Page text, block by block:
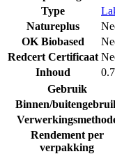
Type
Natureplus
OK Biobased
Redcert Certificaat
Inhoud
Gebruik
Binnen/
Rendement per
verpakking